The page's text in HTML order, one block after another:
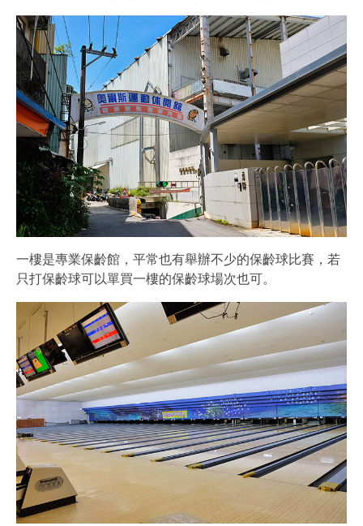
一樓是專業保齡館，平常也有舉辦不少的保齡球比賽，若
只打保齡球可以單買一樓的保齡球場次也可。